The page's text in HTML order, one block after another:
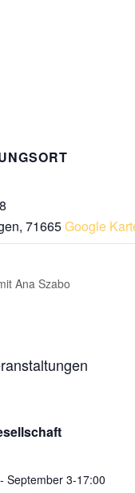
, 71665Google
Ana Szabo
-September 3-17:00